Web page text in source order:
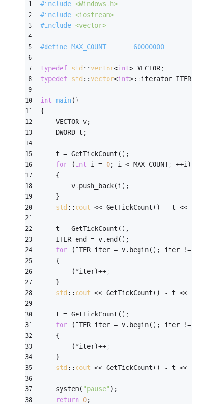
#include <Windows.h>
#include <iostream>
#include <vector>
#define MAX_COUNT       60000000
typedef std :: vector<int> VECTOR;
typedef std :: vector<int>::iterator ITER;
int main()
{
    VECTOR v;
    DWORD t;
    t = GetTickCount();
for (int i = 0; i < MAX_COUNT; ++i)
    {
        v.push_back(i);
    }
std :: cout << GetTickCount() - t << std
    t = GetTickCount();
    ITER end = v.end();
for (ITER iter = v.begin(); iter != end;
    {
        (*iter)++;
    }
std :: cout << GetTickCount() - t << std
    t = GetTickCount();
for (ITER iter = v.begin(); iter !=
    {
        (*iter)++;
    }
std :: cout << GetTickCount() - t << std
    system(
"pause" );
return 0;